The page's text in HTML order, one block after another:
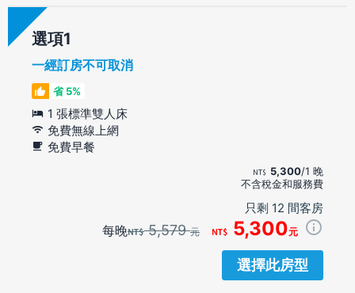
選項
一經訂房不可取消
省 5%
1 張標準雙人床
免費無線上網
免費早餐
5,300/1 晚
不含稅金和服務費
只剩 12 間客房
每晚 5,579元 5,300元
選擇此房型